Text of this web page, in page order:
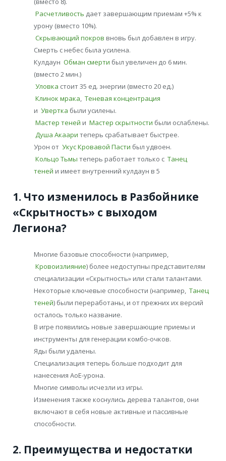
Расчетливость дает завершающим приемам +5% к
урону (вместо 10%).
Скрывающий покров вновь был добавлен в игру.
Смерть с небес была усилена.
Кулдаун Обман смерти был увеличен до 6 мин.
(вместо 2 мин.)
Уловка стоит 35 ед. энергии (вместо 20 ед.)
Клинок мрака, Теневая концентрация
и Увертка были усилены.
Мастер теней и Мастер скрытности были ослаблены.
Душа Акаари теперь срабатывает быстрее.
Урон от Укус Кровавой Пасти был удвоен.
Кольцо Тьмы теперь работает только с Танец
теней и имеет внутренний кулдаун в 5
1. Что изменилось в Разбойнике
«Скрытность» с выходом
Легиона?
Многие базовые способности (например,
Кровоизлияние) более недоступны представителям
специализации «Скрытность» или стали талантами.
Некоторые ключевые способности (например, Танец
теней) были переработаны, и от прежних их версий
осталось только название.
В игре появились новые завершающие приемы и
инструменты для генерации комбо-очков.
Яды были удалены.
Специализация теперь больше подходит для
нанесения АоЕ-урона.
Многие символы исчезли из игры.
Изменения также коснулись дерева талантов, они
включают в себя новые активные и пассивные
способности.
2. Преимущества и недостатки